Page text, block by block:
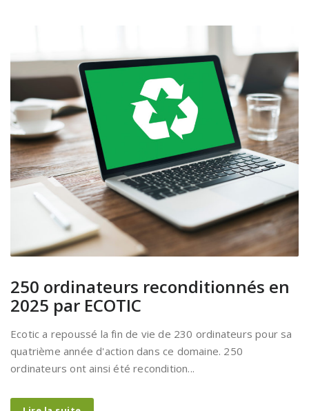
250 ordinateurs reconditionnés en
2025 par ECOTIC
Ecotic a repoussé la fin de vie de 230 ordinateurs pour sa
quatrième année d'action dans ce domaine. 250